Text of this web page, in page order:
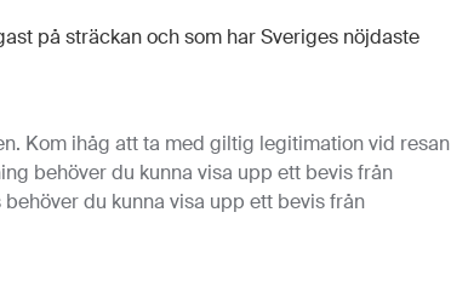
på sträckan och som har Sveriges nöjdaste
Kom ihåg att ta med giltig legitimation vid resan
behöver du kunna visa upp ett bevis från
du kunna visa upp ett bevis från